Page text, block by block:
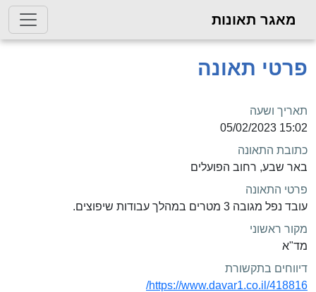
מאגר תאונות
פרטי תאונה
תאריך ושעה
15:02 05/02/2023
כתובת התאונה
באר שבע, רחוב הפועלים
פרטי התאונה
עובד נפל מגובה 3 מטרים במהלך עבודות שיפוצים.
מקור ראשוני
מד"א
דיווחים בתקשורת
https://www.davar1.co.il/418816/